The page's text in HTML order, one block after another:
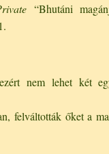
“Bhutáni
nem lehet két
felváltották őket a